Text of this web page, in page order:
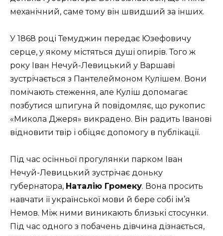
механічний, саме тому він швидший за інших.
У 1868 році Темуджин передає Юзефовичу
серце, у якому містяться душі опирів. Того ж
року Іван Нечуй-Левицький у Варшаві
зустрічається з Пантелеймоном Кулішем. Вони
помічають стеження, але Куліш допомагає
позбутися шпигуна й повідомляє, що рукопис
«Микола Джеря» викрадено. Він радить Іванові
відновити твір і обіцяє допомогу в публікації.
Під час осінньої прогулянки парком Іван
Нечуй-Левицький зустрічає доньку
губернатора, Наталію Громеку. Вона просить
навчати її української мови й бере собі ім’я
Немов. Між ними виникають близькі стосунки.
Під час одного з побачень дівчина дізнається,